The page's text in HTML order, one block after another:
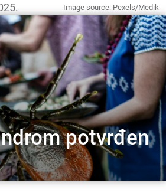
Image source: Pexels/Medik
potvrđen